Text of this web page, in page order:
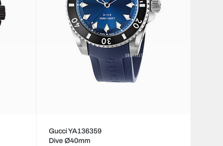
Gucci YA136359
Dive Ø40mm